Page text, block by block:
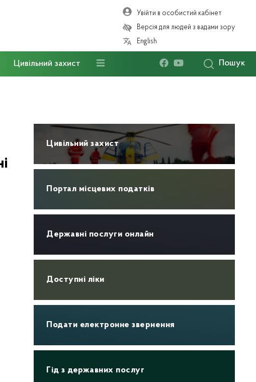
Увійти в особистий кабінет
Версія для людей з вадами зору
English
Цивільний захист Пошук
Цивільний захист
Портал місцевих податків
Державні послуги онлайн
Доступні ліки
Подати електронне звернення
Гід з державних послуг